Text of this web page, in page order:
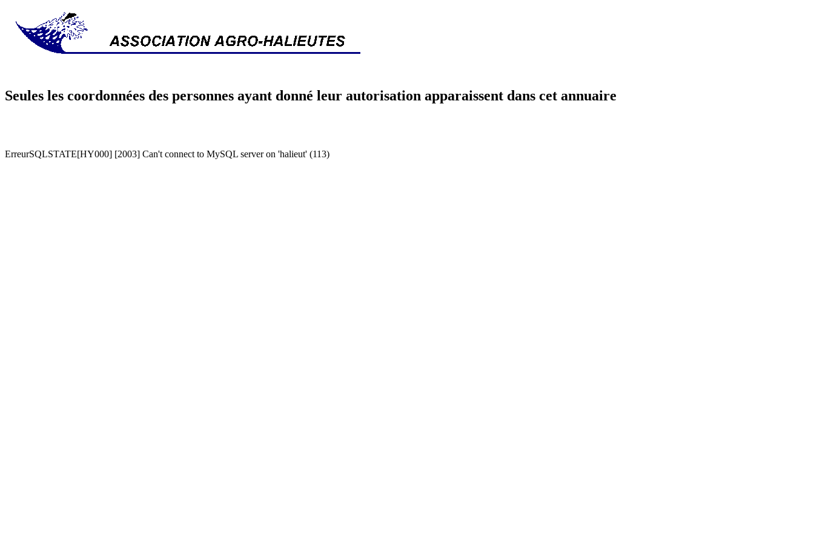
Seules les coordonnées des personnes ayant donné leur autorisation apparaissent dans cet annuaire
ErreurSQLSTATE[HY000] [2003] Can't connect to MySQL server on 'halieut' (113)